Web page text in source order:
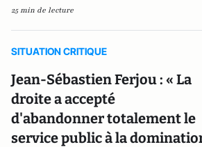
25 min de lecture
SITUATION CRITIQUE
Jean-Sébastien Ferjou : « La
droite a accepté
d'abandonner totalement le
service public à la